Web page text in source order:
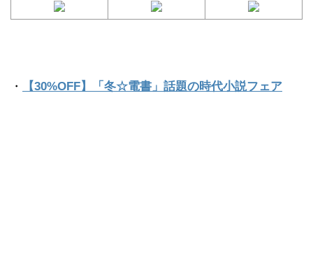
・ 【30%OFF】「冬☆電書」話題の時代小説フェア